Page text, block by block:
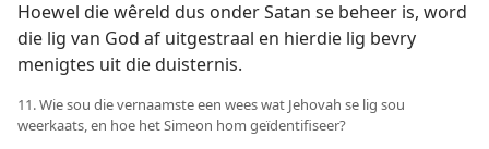
Hoewel die wêreld dus onder Satan se beheer is, word
die lig van God af uitgestraal en hierdie lig bevry
menigtes uit die duisternis.
11. Wie sou die vernaamste een wees wat Jehovah se lig sou
weerkaats, en hoe het Simeon hom geïdentifiseer?